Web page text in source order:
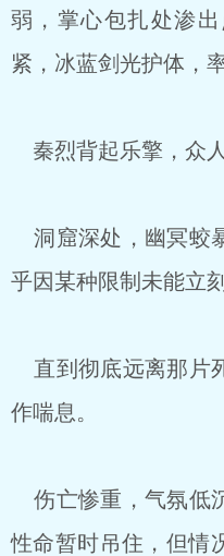
弱，掌心包扎处渗
紧，冰蓝剑光护体，
秦烈背起乐擎，众
洞窟深处，幽冥蛟
乎因某种限制未能立
直到彻底远离那片
作喘息。
伤亡惨重，气氛低
性命暂时吊住，但情